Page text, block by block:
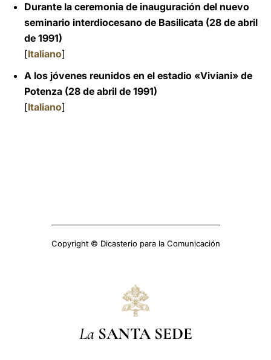
Durante la ceremonia de inauguración del nuevo
seminario interdiocesano de Basilicata (28 de abril
de 1991)
[Italiano]
A los jóvenes reunidos en el estadio «Viviani» de
Potenza (28 de abril de 1991)
[Italiano]
Copyright © Dicasterio para la Comunicación
La SANTA SEDE